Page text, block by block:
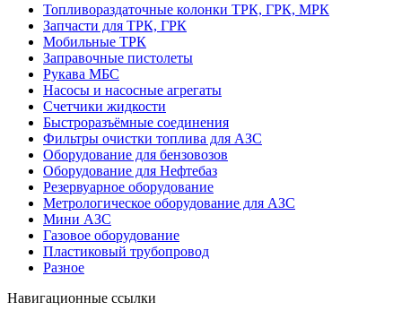
Топливораздаточные колонки ТРК, ГРК, МРК
Запчасти для ТРК, ГРК
Мобильные ТРК
Заправочные пистолеты
Рукава МБС
Насосы и насосные агрегаты
Счетчики жидкости
Быстроразъёмные соединения
Фильтры очистки топлива для АЗС
Оборудование для бензовозов
Оборудование для Нефтебаз
Резервуарное оборудование
Метрологическое оборудование для АЗС
Мини АЗС
Газовое оборудование
Пластиковый трубопровод
Разное
Навигационные ссылки